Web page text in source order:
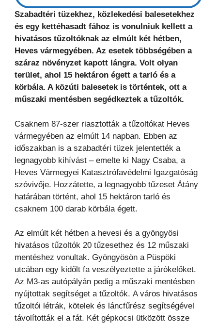
Szabadtéri tüzekhez, közlekedési balesetekhez
és egy kettéhasadt fához is vonulniuk kellett a
hivatásos tűzoltóknak az elmúlt két hétben,
Heves vármegyében. Az esetek többségében a
száraz növényzet kapott lángra. Volt olyan
terület, ahol 15 hektáron égett a tarló és a
körbála. A közúti balesetek is történtek, ott a
műszaki mentésben segédkeztek a tűzoltók.
Csaknem 87-szer riasztották a tűzoltókat Heves
vármegyében az elmúlt 14 napban. Ebben az
időszakban is a szabadtéri tüzek jelentették a
legnagyobb kihívást – emelte ki Nagy Csaba, a
Heves Vármegyei Katasztrófavédelmi Igazgatóság
szóvivője. Hozzátette, a legnagyobb tűzeset Átány
határában történt, ahol 15 hektáron tarló és
csaknem 100 darab körbála égett.
Az elmúlt két hétben a hevesi és a gyöngyösi
hivatásos tűzoltók 20 tűzesethez és 12 műszaki
mentéshez vonultak. Gyöngyösön a Püspöki
utcában egy kidőlt fa veszélyeztette a járókelőket.
Az M3-as autópályán pedig a műszaki mentésben
nyújtottak segítséget a tűzoltók. A város hivatásos
tűzoltói létrák, kötelek és láncfűrész segítségével
távolították el a fát. Két gépkocsi ütközött össze